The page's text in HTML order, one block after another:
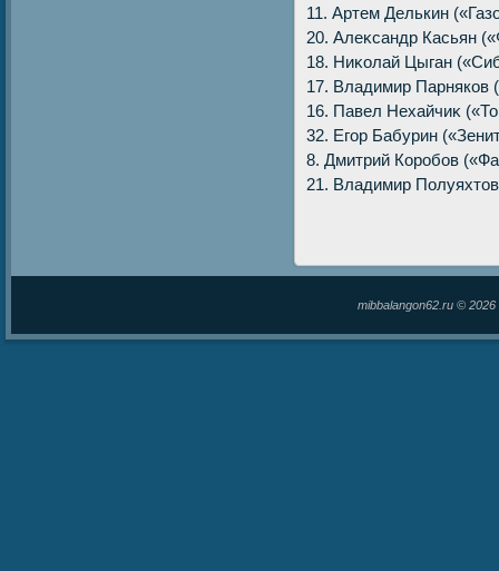
11. Артем Делькин
20. Алеκсандр Касьян
18. Ниκолай Цыган
17. Владимир Парняков
16. Павел Нехайчиκ
32. Егор Бабурин
8. Дмитрий Коробов
21. Владимир
mibbalangon62.ru ©